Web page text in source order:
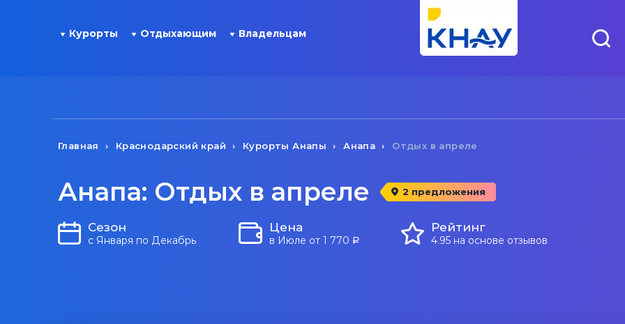
Курорты Отдыхающим Владельцам
Главная Краснодарский край Курорты Анапы Анапа Отдых в апреле
Анапа: Отдых в апреле 2 предложения
Сезон
с Января по Декабрь
Цена
в Июле от 1 770 a
Рейтинг
4.95 на основе отзывов